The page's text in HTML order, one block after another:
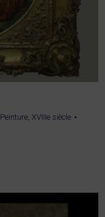
Peinture, XVIIIe siècle